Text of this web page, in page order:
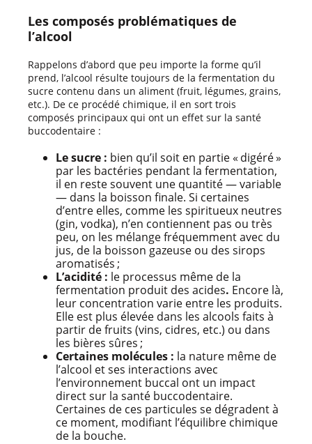
Les composés problématiques de
l’alcool
Rappelons d’abord que peu importe la forme qu’il
prend, l’alcool résulte toujours de la fermentation du
sucre contenu dans un aliment (fruit, légumes, grains,
etc.). De ce procédé chimique, il en sort trois
composés principaux qui ont un effet sur la santé
buccodentaire :
Le sucre : bien qu’il soit en partie « digéré »
par les bactéries pendant la fermentation,
il en reste souvent une quantité — variable
— dans la boisson finale. Si certaines
d’entre elles, comme les spiritueux neutres
(gin, vodka), n’en contiennent pas ou très
peu, on les mélange fréquemment avec du
jus, de la boisson gazeuse ou des sirops
aromatisés ;
L’acidité : le processus même de la
fermentation produit des acides. Encore là,
leur concentration varie entre les produits.
Elle est plus élevée dans les alcools faits à
partir de fruits (vins, cidres, etc.) ou dans
les bières sûres ;
Certaines molécules : la nature même de
l’alcool et ses interactions avec
l’environnement buccal ont un impact
direct sur la santé buccodentaire.
Certaines de ces particules se dégradent à
ce moment, modifiant l’équilibre chimique
de la bouche.